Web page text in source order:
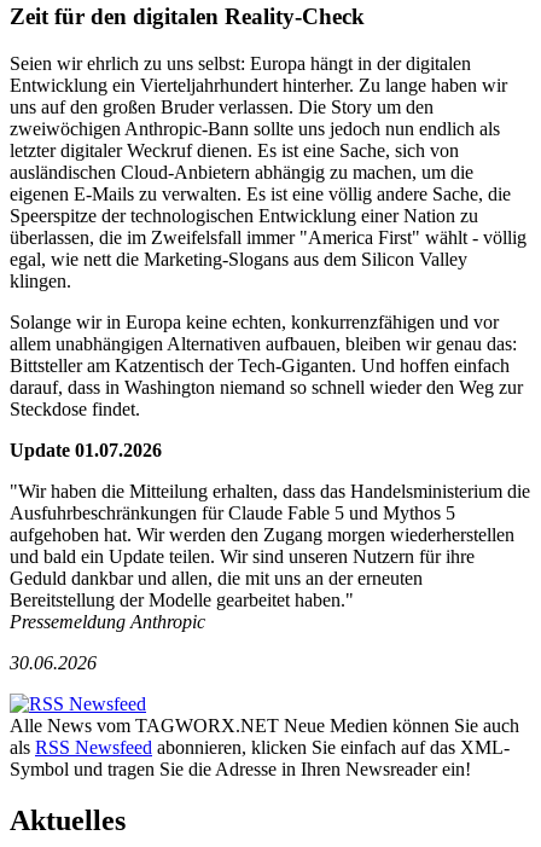
Zeit für den digitalen Reality-Check
Seien wir ehrlich zu uns selbst: Europa hängt in der digitalen
Entwicklung ein Vierteljahrhundert hinterher. Zu lange haben wir
uns auf den großen Bruder verlassen. Die Story um den
zweiwöchigen Anthropic-Bann sollte uns jedoch nun endlich als
letzter digitaler Weckruf dienen. Es ist eine Sache, sich von
ausländischen Cloud-Anbietern abhängig zu machen, um die
eigenen E-Mails zu verwalten. Es ist eine völlig andere Sache, die
Speerspitze der technologischen Entwicklung einer Nation zu
überlassen, die im Zweifelsfall immer "America First" wählt - völlig
egal, wie nett die Marketing-Slogans aus dem Silicon Valley
klingen.
Solange wir in Europa keine echten, konkurrenzfähigen und vor
allem unabhängigen Alternativen aufbauen, bleiben wir genau das:
Bittsteller am Katzentisch der Tech-Giganten. Und hoffen einfach
darauf, dass in Washington niemand so schnell wieder den Weg zur
Steckdose findet.
Update 01.07.2026
"Wir haben die Mitteilung erhalten, dass das Handelsministerium die
Ausfuhrbeschränkungen für Claude Fable 5 und Mythos 5
aufgehoben hat. Wir werden den Zugang morgen wiederherstellen
und bald ein Update teilen. Wir sind unseren Nutzern für ihre
Geduld dankbar und allen, die mit uns an der erneuten
Bereitstellung der Modelle gearbeitet haben."
Pressemeldung Anthropic
30.06.2026
Alle News vom TAGWORX.NET Neue Medien können Sie auch
als RSS Newsfeed abonnieren, klicken Sie einfach auf das XML-
Symbol und tragen Sie die Adresse in Ihren Newsreader ein!
Aktuelles